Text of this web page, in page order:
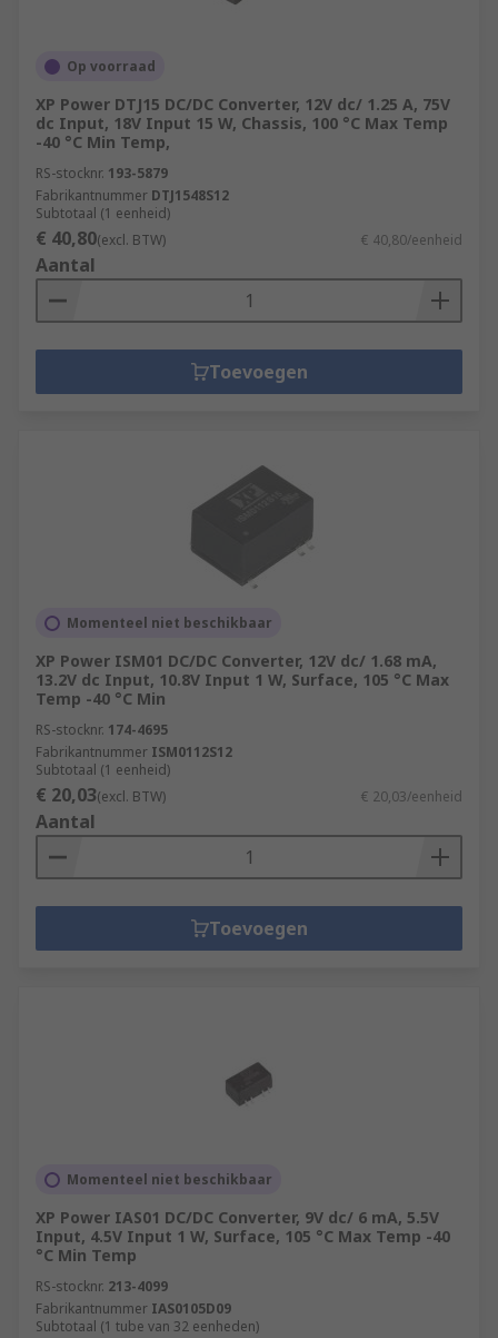
Op voorraad
XP Power DTJ15 DC/DC Converter, 12V dc/ 1.25 A, 75V
dc Input, 18V Input 15 W, Chassis, 100 °C Max Temp
-40 °C Min Temp,
RS-stocknr. 193-5879
Fabrikantnummer DTJ1548S12
Subtotaal (1 eenheid)
€ 40,80(excl. BTW) € 40,80/eenheid
Aantal
Toevoegen
Momenteel niet beschikbaar
XP Power ISM01 DC/DC Converter, 12V dc/ 1.68 mA,
13.2V dc Input, 10.8V Input 1 W, Surface, 105 °C Max
Temp -40 °C Min
RS-stocknr. 174-4695
Fabrikantnummer ISM0112S12
Subtotaal (1 eenheid)
€ 20,03(excl. BTW) € 20,03/eenheid
Aantal
Toevoegen
Momenteel niet beschikbaar
XP Power IAS01 DC/DC Converter, 9V dc/ 6 mA, 5.5V
Input, 4.5V Input 1 W, Surface, 105 °C Max Temp -40
°C Min Temp
RS-stocknr. 213-4099
Fabrikantnummer IAS0105D09
Subtotaal (1 tube van 32 eenheden)